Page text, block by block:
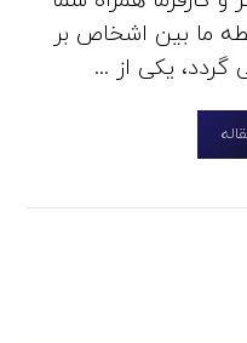
ما بین اشخاص بر
یکی از ...